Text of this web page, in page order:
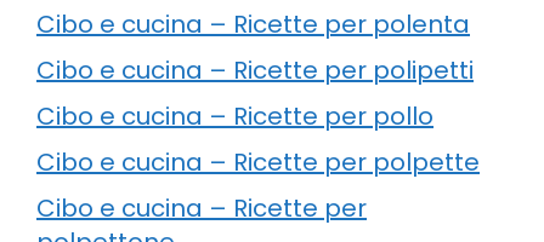
Cibo e cucina – Ricette per polenta
Cibo e cucina – Ricette per polipetti
Cibo e cucina – Ricette per pollo
Cibo e cucina – Ricette per polpette
Cibo e cucina – Ricette per